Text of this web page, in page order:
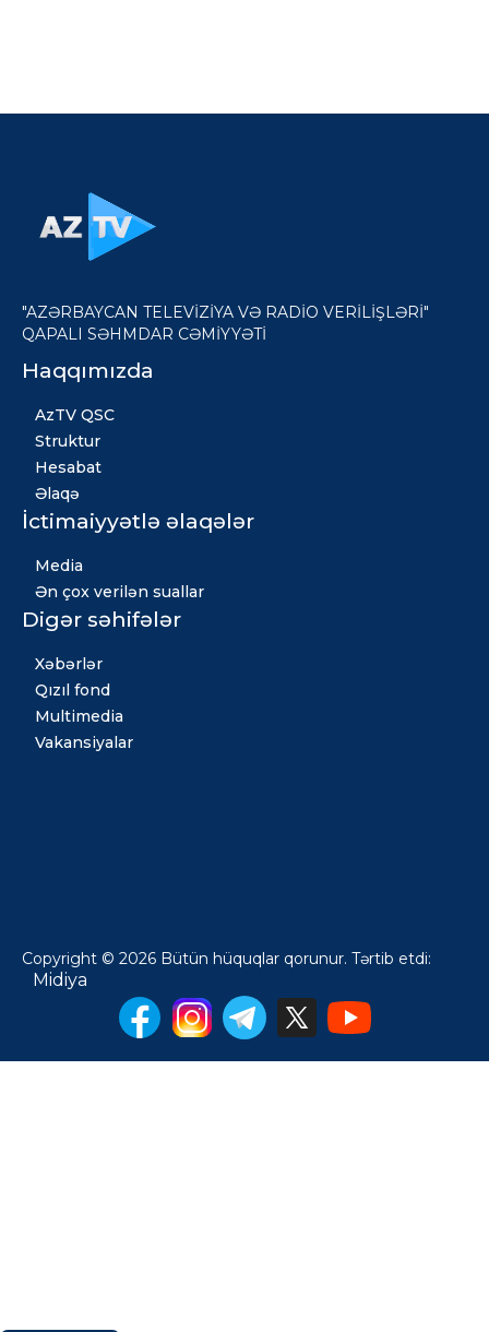
"AZƏRBAYCAN TELEVİZİYA VƏ RADİO VERİLİŞLƏRİ"
QAPALI SƏHMDAR CƏMİYYƏTİ
Haqqımızda
AzTV QSC
Struktur
Hesabat
Əlaqə
İctimaiyyətlə əlaqələr
Media
Ən çox verilən suallar
Digər səhifələr
Xəbərlər
Qızıl fond
Multimedia
Vakansiyalar
Copyright © 2026 Bütün hüquqlar qorunur. Tərtib etdi:
Midiya